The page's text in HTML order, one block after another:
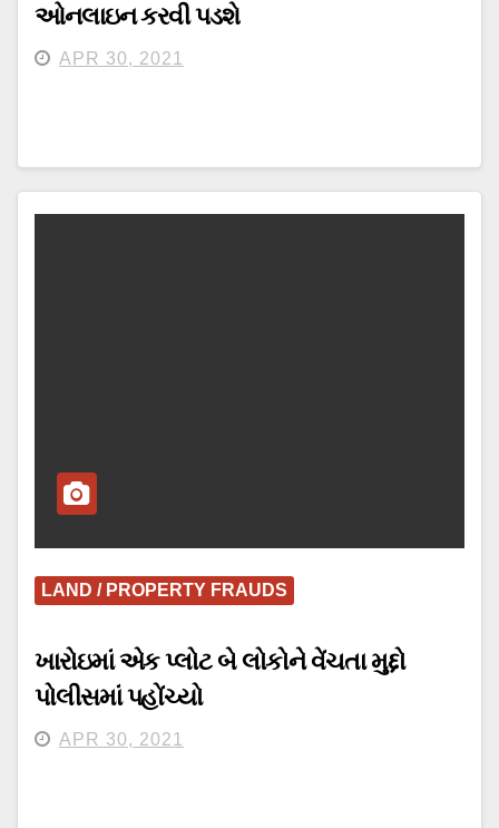
ઓનલાઇન કરવી પડશે
APR 30, 2021
LAND / PROPERTY FRAUDS
ખારોઇમાં એક પ્લોટ બે લોકોને વેંચતા મુદ્દો
પોલીસમાં પહોંચ્યો
APR 30, 2021